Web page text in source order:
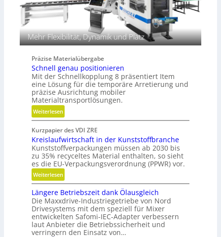
u
l
k
i
V
e
r
g
l
e
i
c
h
h
n
k
Mehr Flexibilität, Dynamik und Platz
Präzise Materialübergabe
Schnell genau positionieren
Mit der Schnellkopplung 8 präsentiert Item
eine Lösung für die temporäre Arretierung und
präzise Ausrichtung mobiler
Materialtransportlösungen.
Weiterlesen:
S
c
h
n
e
l
l
g
e
n
a
u
p
Kurzpapier des VDI ZRE
Kreislaufwirtschaft in der Kunststoffbranche
Kunststoffverpackungen müssen ab 2030 bis
zu 35% recyceltes Material enthalten, so sieht
es die EU-Verpackungsverordnung (PPWR) vor.
Weiterlesen:
K
r
e
i
s
l
Längere Betriebszeit dank Ölausgleich
Die Maxxdrive-Industriegetriebe von Nord
Drivesystems mit dem speziell für Mixer
entwickelten Safomi-IEC-Adapter verbessern
laut Anbieter die Betriebssicherheit und
verringern den Einsatz von…